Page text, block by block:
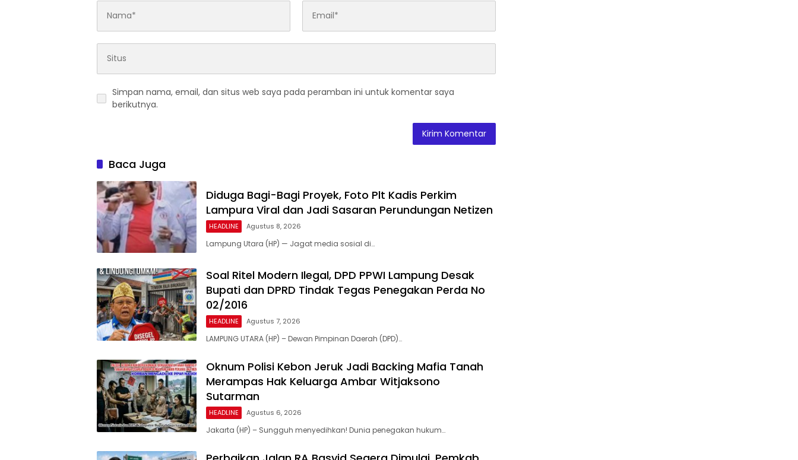
Simpan nama, email, dan situs web saya pada peramban ini untuk komentar saya
berikutnya.
Baca Juga
Diduga Bagi-Bagi Proyek, Foto Plt Kadis Perkim
Lampura Viral dan Jadi Sasaran Perundungan Netizen
HEADLINE Agustus 8, 2026
Lampung Utara (HP) — Jagat media sosial di…
Soal Ritel Modern Ilegal, DPD PPWI Lampung Desak
Bupati dan DPRD Tindak Tegas Penegakan Perda No
02/2016
HEADLINE Agustus 7, 2026
LAMPUNG UTARA (HP) – Dewan Pimpinan Daerah (DPD)…
Oknum Polisi Kebon Jeruk Jadi Backing Mafia Tanah
Merampas Hak Keluarga Ambar Witjaksono
Sutarman
HEADLINE Agustus 6, 2026
Jakarta (HP) – Sungguh menyedihkan! Dunia penegakan hukum…